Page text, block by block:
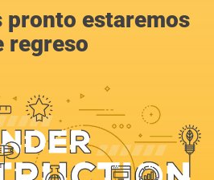
pronto estaremos
regreso